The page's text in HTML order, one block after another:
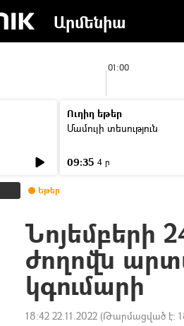
Արմենիա
01:00
Ուղիղ եթեր
Մամուլի տեսություն
09:35 4 ր
Եթեր
Նոյեմբերի
ժողովն
կգումարի
18:42 22.11.2022 (Թարմացված է: